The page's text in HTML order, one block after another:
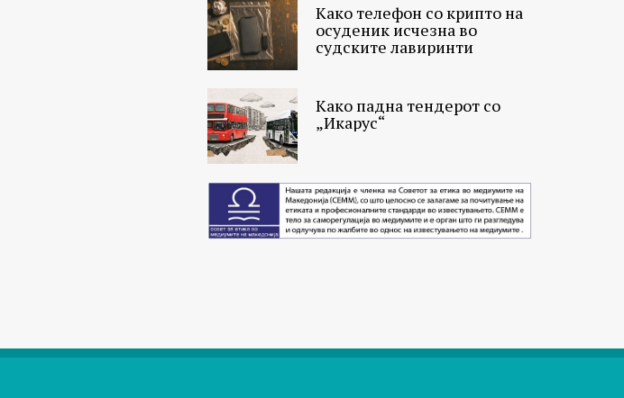
Како телефон со крипто на
осуденик исчезна во
судските лавиринти
Како падна тендерот со
„Икарус“